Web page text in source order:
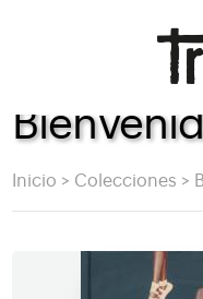
Inicio > Colecciones >